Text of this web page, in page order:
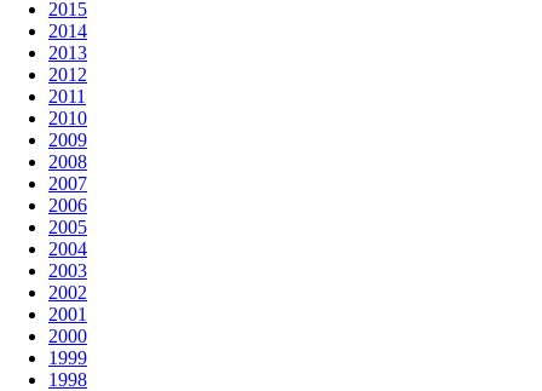
2015
2014
2013
2012
2011
2010
2009
2008
2007
2006
2005
2004
2003
2002
2001
2000
1999
1998